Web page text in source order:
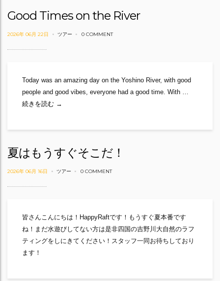
Good Times on the River
2026年 06月 22日 ツアー 0 COMMENT
Today was an amazing day on the Yoshino River, with good
people and good vibes, everyone had a good time. With …
続きを読む Good Times on the River
→
夏はもうすぐそこだ！
2026年 06月 16日 ツアー 0 COMMENT
皆さんこんにちは！HappyRaftです！もうすぐ夏本番です
ね！まだ水遊びしてない方は是非四国の吉野川大自然のラフ
ティングをしにきてください！スタッフ一同お待ちしており
ます！